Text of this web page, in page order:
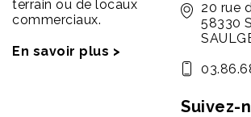
terrain ou de locaux
commerciaux.
En savoir plus >
20 rue
58330
Suivez-